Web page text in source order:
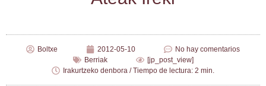
Boltxe 2012-05-10
No hay comentarios
Berriak
[jp_post_view]
Irakurtzeko denbora / Tiempo de lectura: 2 min.